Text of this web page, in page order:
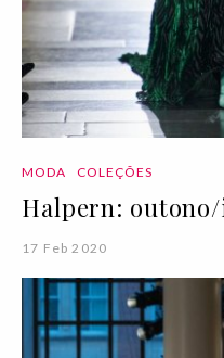
MODA COLEÇÕES
Halpern:
17 Feb 2020